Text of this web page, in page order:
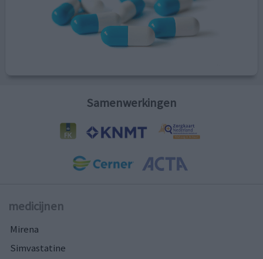
Samenwerkingen
medicijnen
Mirena
Simvastatine